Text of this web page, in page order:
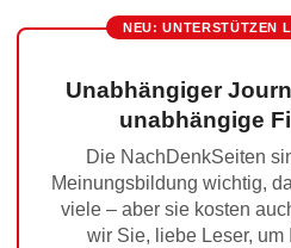
NEU: UNTERSTÜTZEN
Unabhängiger
unabhängige
Die NachDenkSeiten
Meinungsbildung wichtig,
viele – aber sie kosten
wir Sie, liebe Leser, um